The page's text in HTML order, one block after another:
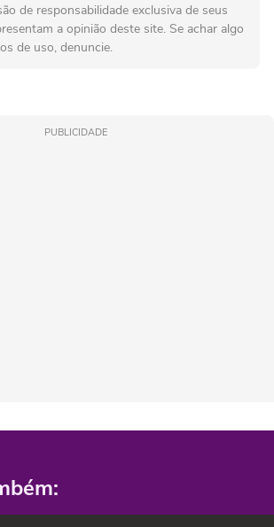
de responsabilidade exclusiva de seus
a opinião deste site. Se achar algo
de uso, denuncie.
PUBLICIDADE